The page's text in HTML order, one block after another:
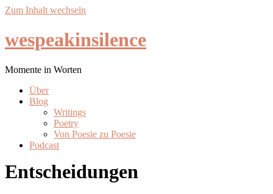
Zum Inhalt wechseln
wespeakinsilence
Momente in Worten
Über
Blog
Writings
Poetry
Von Poesie zu Poesie
Podcast
Entscheidungen